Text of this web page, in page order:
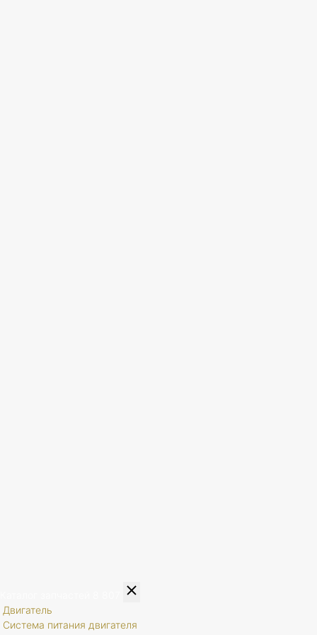
Двигатель
Система питания двигателя